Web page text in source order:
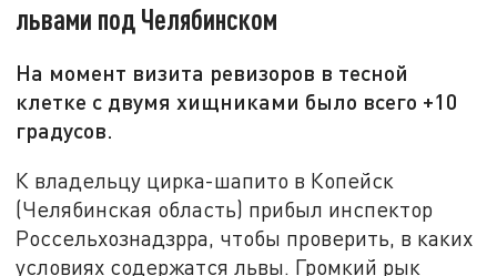
львами под Челябинском
На момент визита ревизоров в тесной
клетке с двумя хищниками было всего +10
градусов.
К владельцу цирка-шапито в Копейск
(Челябинская область) прибыл инспектор
Россельхознадзрра, чтобы проверить, в каких
условиях содержатся львы. Громкий рык